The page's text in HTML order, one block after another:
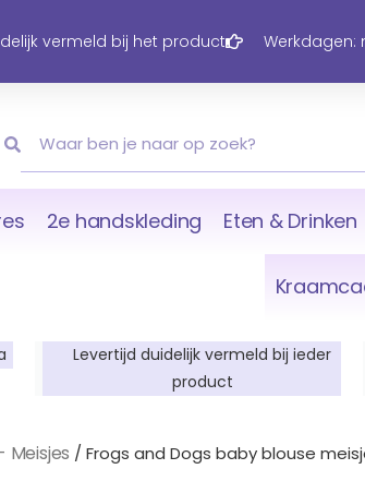
vermeld bij het product
2e handskleding Eten & Drinken
Levertijd duidelijk vermeld bij ieder
product
Meisjes / Frogs and Dogs baby blouse